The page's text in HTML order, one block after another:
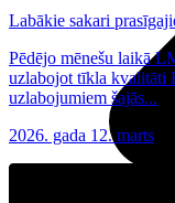
Labākie sakari
Pēdējo mēnešu laikā
uzlabojot tīkla kvalitāti
uzlabojumiem šajās...
2026. gada 12. marts